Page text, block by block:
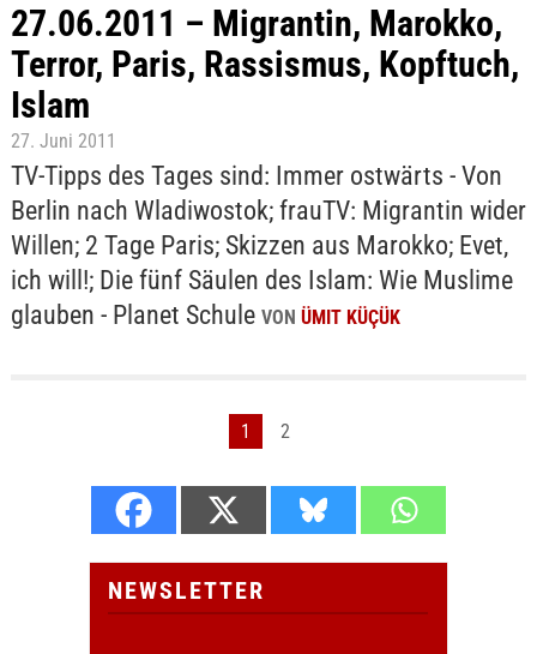
27.06.2011 – Migrantin, Marokko,
Terror, Paris, Rassismus, Kopftuch,
Islam
27. Juni 2011
TV-Tipps des Tages sind: Immer ostwärts - Von
Berlin nach Wladiwostok; frauTV: Migrantin wider
Willen; 2 Tage Paris; Skizzen aus Marokko; Evet,
ich will!; Die fünf Säulen des Islam: Wie Muslime
glauben - Planet Schule VON ÜMIT KÜÇÜK
1 2
NEWSLETTER